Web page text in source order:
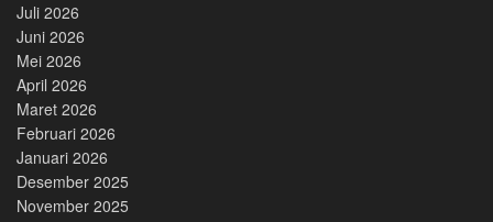
Juli 2026
Juni 2026
Mei 2026
April 2026
Maret 2026
Februari 2026
Januari 2026
Desember 2025
November 2025